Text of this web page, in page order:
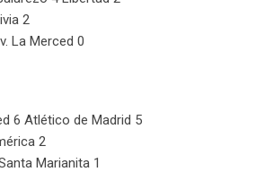
2
La Merced 0
6 Atlético de Madrid 5
2
Marianita 1